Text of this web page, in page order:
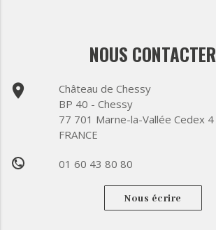
NOUS CONTACTER
place
Château de Chessy
BP 40 - Chessy
77 701 Marne-la-Vallée Cedex 4
FRANCE
phone 01 60 43 80 80
Nous écrire